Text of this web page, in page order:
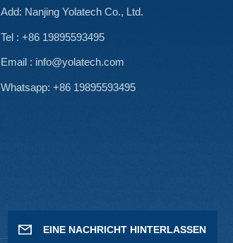
Add: Nanjing Yolatech Co., Ltd.
Tel : +86 19895593495
Email : info@yolatech.com
Whatsapp: +86 19895593495
EINE NACHRICHT HINTERLASSEN